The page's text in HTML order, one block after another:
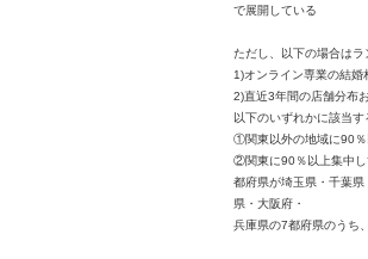
で展開している
ただし、以下の場合は
1)オンライン専業の結
2)直近3年間の店舗分布
以下のいずれかに該当す
①関東以外の地域に90
②関東に90％以上集中し
都府県が埼玉県・千葉
県・大阪府・
兵庫県の7都府県のうち